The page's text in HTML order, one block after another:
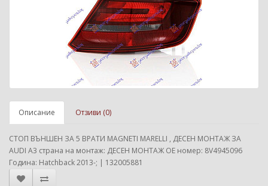
Описание Отзиви (0)
СТОП ВЪНШЕН ЗА 5 ВРАТИ MAGNETI MARELLI , ДЕСЕН МОНТАЖ ЗА
AUDI A3 страна на монтаж: ДЕСЕН МОНТАЖ ОЕ номер: 8V4945096
Година: Hatchback 2013-; | 132005881